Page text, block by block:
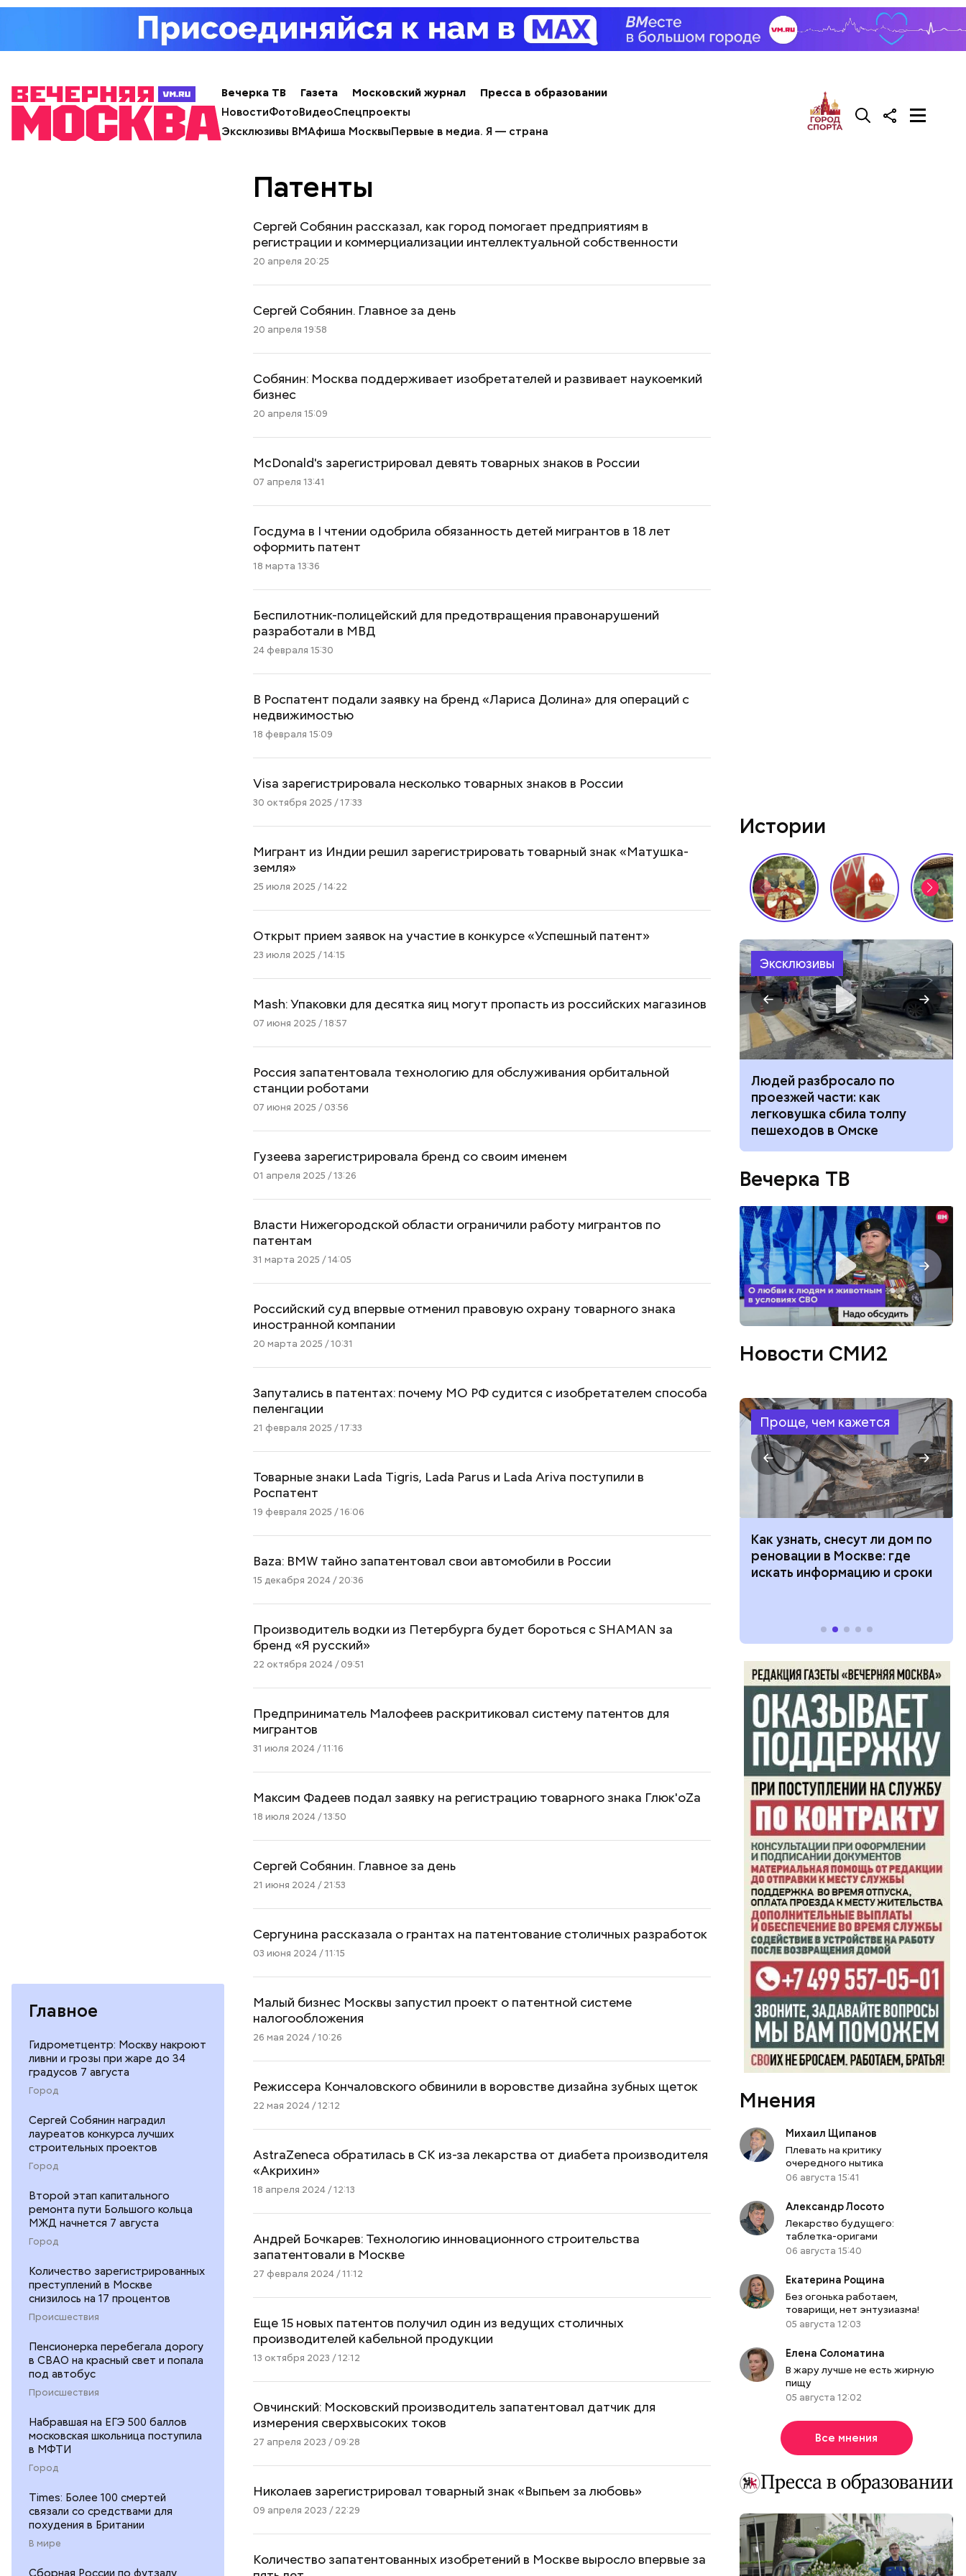
Вечерка ТВ Газета Московский журнал
Пресса в образовании
НовостиФотоВидеоСпецпроекты
Эксклюзивы ВМАфиша МосквыПервые в медиа. Я — страна
Главное
Гидрометцентр: Москву накроют
ливни и грозы при жаре до 34
градусов 7 августа
Город
Сергей Собянин наградил
лауреатов конкурса лучших
строительных проектов
Город
Второй этап капитального
ремонта пути Большого кольца
МЖД начнется 7 августа
Город
Количество зарегистрированных
преступлений в Москве
снизилось на 17 процентов
Происшествия
Пенсионерка перебегала дорогу
в СВАО на красный свет и попала
под автобус
Происшествия
Набравшая на ЕГЭ 500 баллов
московская школьница поступила
в МФТИ
Город
Times: Более 100 смертей
связали со средствами для
похудения в Британии
В мире
Патенты
Сергей Собянин рассказал, как город помогает предприятиям в
регистрации и коммерциализации интеллектуальной собственности
20 апреля 20:25
Сергей Собянин. Главное за день
20 апреля 19:58
Собянин: Москва поддерживает изобретателей и развивает наукоемкий
бизнес
20 апреля 15:09
McDonald's зарегистрировал девять товарных знаков в России
07 апреля 13:41
Госдума в I чтении одобрила обязанность детей мигрантов в 18 лет
оформить патент
18 марта 13:36
Беспилотник-полицейский для предотвращения правонарушений
разработали в МВД
24 февраля 15:30
В Роспатент подали заявку на бренд «Лариса Долина» для операций с
недвижимостью
18 февраля 15:09
Visa зарегистрировала несколько товарных знаков в России
30 октября 2025 / 17:33
Мигрант из Индии решил зарегистрировать товарный знак «Матушка-
земля»
25 июля 2025 / 14:22
Открыт прием заявок на участие в конкурсе «Успешный патент»
23 июля 2025 / 14:15
Mash: Упаковки для десятка яиц могут пропасть из российских магазинов
07 июня 2025 / 18:57
Россия запатентовала технологию для обслуживания орбитальной
станции роботами
07 июня 2025 / 03:56
Гузеева зарегистрировала бренд со своим именем
01 апреля 2025 / 13:26
Власти Нижегородской области ограничили работу мигрантов по
патентам
31 марта 2025 / 14:05
Российский суд впервые отменил правовую охрану товарного знака
иностранной компании
20 марта 2025 / 10:31
Запутались в патентах: почему МО РФ судится с изобретателем способа
пеленгации
21 февраля 2025 / 17:33
Товарные знаки Lada Tigris, Lada Parus и Lada Ariva поступили в
Роспатент
19 февраля 2025 / 16:06
Baza: BMW тайно запатентовал свои автомобили в России
15 декабря 2024 / 20:36
Производитель водки из Петербурга будет бороться с SHAMAN за
бренд «Я русский»
22 октября 2024 / 09:51
Предприниматель Малофеев раскритиковал систему патентов для
мигрантов
31 июля 2024 / 11:16
Максим Фадеев подал заявку на регистрацию товарного знака Глюк'oZа
18 июля 2024 / 13:50
Сергей Собянин. Главное за день
21 июня 2024 / 21:53
Сергунина рассказала о грантах на патентование столичных разработок
03 июня 2024 / 11:15
Малый бизнес Москвы запустил проект о патентной системе
налогообложения
26 мая 2024 / 10:26
Режиссера Кончаловского обвинили в воровстве дизайна зубных щеток
22 мая 2024 / 12:12
AstraZeneca обратилась в СК из-за лекарства от диабета производителя
«Акрихин»
18 апреля 2024 / 12:13
Андрей Бочкарев: Технологию инновационного строительства
запатентовали в Москве
27 февраля 2024 / 11:12
Еще 15 новых патентов получил один из ведущих столичных
производителей кабельной продукции
13 октября 2023 / 12:12
Овчинский: Московский производитель запатентовал датчик для
измерения сверхвысоких токов
27 апреля 2023 / 09:28
Николаев зарегистрировал товарный знак «Выпьем за любовь»
09 апреля 2023 / 22:29
Количество запатентованных изобретений в Москве выросло впервые за
Истории
Эксклюзивы
Хотела спасти малыша: как
мать и сын погибли при
падении из окна в Раменском
Вода за 10 тысяч: поможет ли
Людей разбросало по
проезжей части: как
легковушка сбила толпу
пешеходов в Омске
Вечерка ТВ
Новости СМИ2
Проще, чем кажется
Как поменять батареи дома и
не получить штраф
Как получить до 100 тысяч
рублей от государства при
документы
Как узнать, снесут ли дом по
реновации в Москве: где
искать информацию и сроки
Мнения
Михаил Щипанов
Плевать на критику
очередного нытика
06 августа 15:41
Александр Лосото
Лекарство будущего:
таблетка-оригами
06 августа 15:40
Екатерина Рощина
Без огонька работаем,
товарищи, нет энтузиазма!
05 августа 12:03
Елена Соломатина
В жару лучше не есть жирную
пищу
05 августа 12:02
Все мнения